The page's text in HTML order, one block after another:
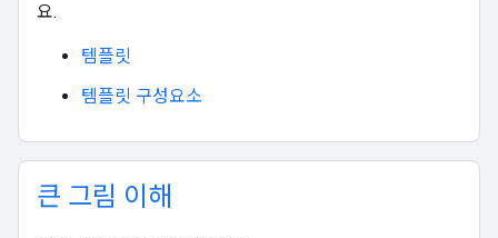
요.
템플릿
템플릿 구성요소
큰 그림 이해